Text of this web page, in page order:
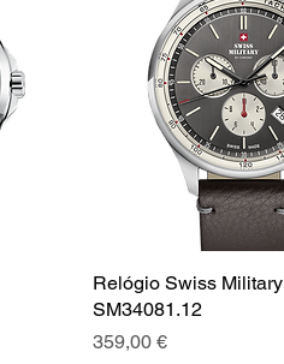
Relógio Swiss Military
SM34081.12
Preço
359,00 €